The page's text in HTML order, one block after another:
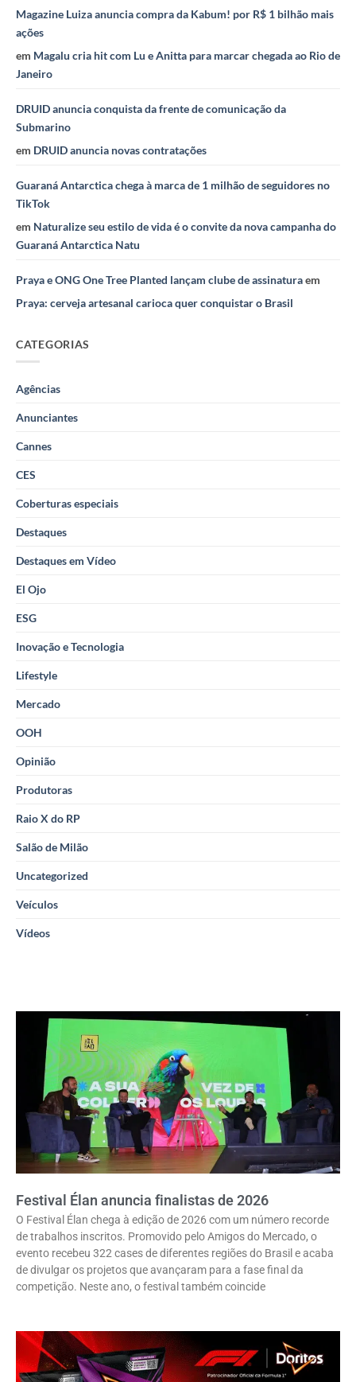
Magazine Luiza anuncia compra da Kabum! por R$ 1 bilhão mais
ações
em Magalu cria hit com Lu e Anitta para marcar chegada ao Rio de
Janeiro
DRUID anuncia conquista da frente de comunicação da
Submarino
em DRUID anuncia novas contratações
Guaraná Antarctica chega à marca de 1 milhão de seguidores no
TikTok
em Naturalize seu estilo de vida é o convite da nova campanha do
Guaraná Antarctica Natu
Praya e ONG One Tree Planted lançam clube de assinaturaem
Praya: cerveja artesanal carioca quer conquistar o Brasil
CATEGORIAS
Agências
Anunciantes
Cannes
CES
Coberturas especiais
Destaques
Destaques em Vídeo
El Ojo
ESG
Inovação e Tecnologia
Lifestyle
Mercado
OOH
Opinião
Produtoras
Raio X do RP
Salão de Milão
Uncategorized
Veículos
Vídeos
Festival Élan anuncia finalistas de 2026
O Festival Élan chega à edição de 2026 com um número recorde
de trabalhos inscritos. Promovido pelo Amigos do Mercado, o
evento recebeu 322 cases de diferentes regiões do Brasil e acaba
de divulgar os projetos que avançaram para a fase final da
competição. Neste ano, o festival também coincide